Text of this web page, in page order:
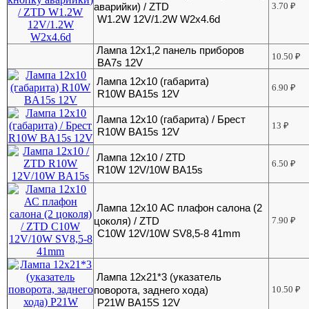
аварийки) / ZTD
W1.2W 12V/1.2W W2x4.6d
3.70₽
Лампа 12х1,2 панель приборов
BA7s 12V
10.50₽
Лампа 12х10 (габарита)
R10W BA15s 12V
6.90₽
Лампа 12х10 (габарита) / Брест
R10W BA15s 12V
13₽
Лампа 12х10 / ZTD
R10W 12V/10W BA15s
6.50₽
Лампа 12х10 АС плафон салона (2
цоколя) / ZTD
C10W 12V/10W SV8,5-8 41mm
7.90₽
Лампа 12х21*3 (указатель
поворота, заднего хода)
P21W BA15S 12V
10.50₽